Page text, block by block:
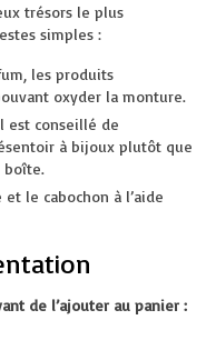
trésors le plus
simples :
les produits
oxyder la monture.
est conseillé de
à bijoux plutôt que
boîte.
le cabochon à l’aide
de l’ajouter au panier :